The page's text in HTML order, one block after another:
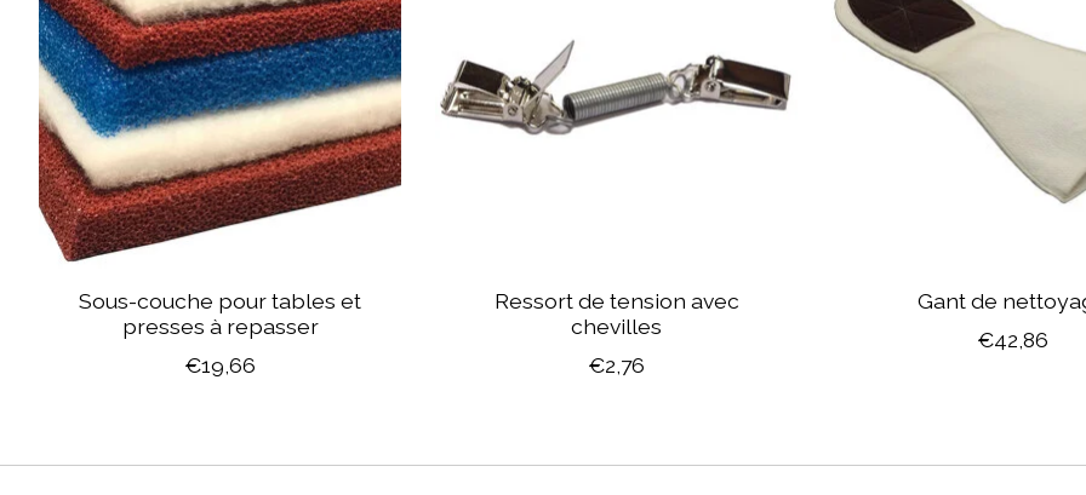
Sous-couche pour tables et
presses à repasser
€19,66
Ressort de tension avec
chevilles
€2,76
Gant de
€42,86